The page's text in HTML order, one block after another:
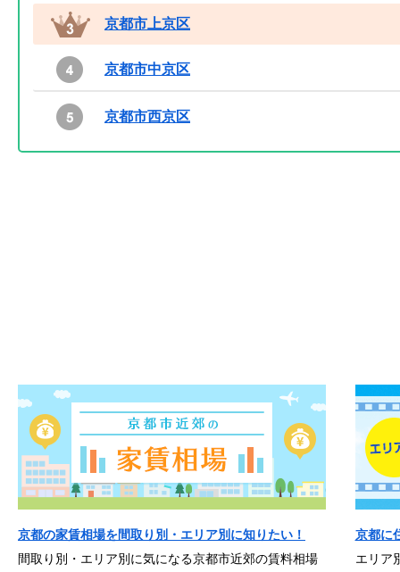
京都市上京区
京都市中京区
京都市西京区
京都の家賃相場を間取り別・エリア別に知りたい！
間取り別・エリア別に気になる京都市近郊の賃料相場
京都に
エリア